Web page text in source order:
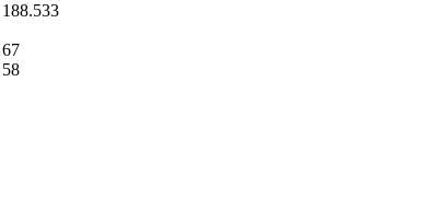
188.533
67
58